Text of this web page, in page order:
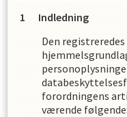
Indledning
Den
forordningens
værende følgende: